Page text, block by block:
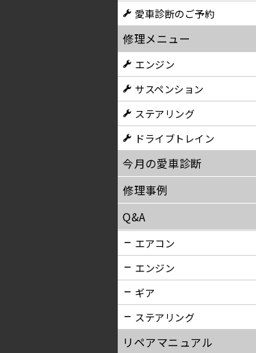
愛車診断のご予約
修理メニュー
エンジン
サスペンション
ステアリング
ドライブトレイン
今月の愛車診断
修理事例
Q&A
エアコン
エンジン
ギア
ステアリング
リペアマニュアル